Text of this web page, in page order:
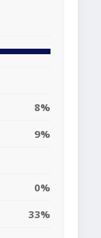
8%
9%
0%
33%